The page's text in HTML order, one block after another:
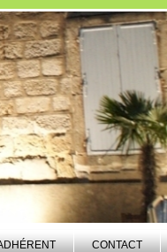
CONTACT